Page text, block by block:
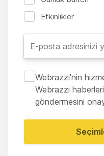
Etkinlikler
Webrazzi'nin
Webrazzi
göndermesini